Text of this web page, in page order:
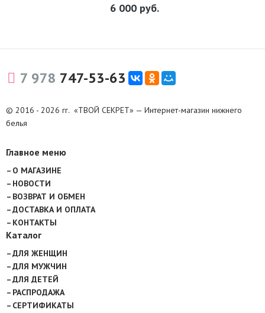
6 000руб.
7 978 747-53-63
© 2016 - 2026 гг. «ТВОЙ СЕКРЕТ» — Интернет-магазин нижнего
белья
Главное меню
О МАГАЗИНЕ
НОВОСТИ
ВОЗВРАТ И ОБМЕН
ДОСТАВКА И ОПЛАТА
КОНТАКТЫ
Каталог
ДЛЯ ЖЕНЩИН
ДЛЯ МУЖЧИН
ДЛЯ ДЕТЕЙ
РАСПРОДАЖА
СЕРТИФИКАТЫ